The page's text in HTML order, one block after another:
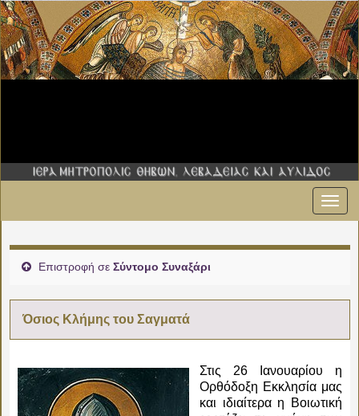
Επιστροφή σε Σύντομο Συναξάρι
Όσιος Κλήμης του Σαγματά
Στις 26 Ιανουαρίου η
Ορθόδοξη Εκκλησία μας
και ιδιαίτερα η Βοιωτική